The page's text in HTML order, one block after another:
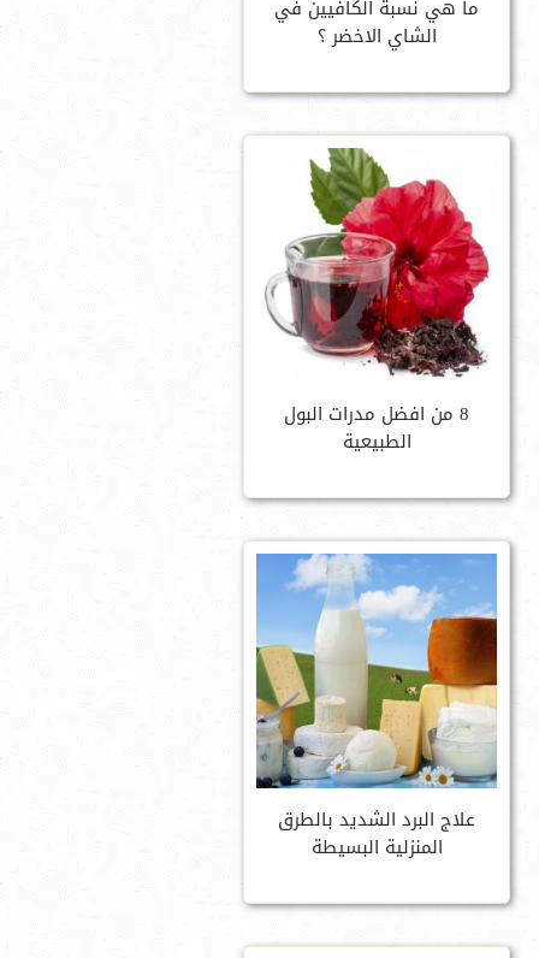
ما هي نسبة الكافيين في
الشاي الاخضر ؟
8 من افضل مدرات البول
الطبيعية
علاج البرد الشديد بالطرق
المنزلية البسيطة